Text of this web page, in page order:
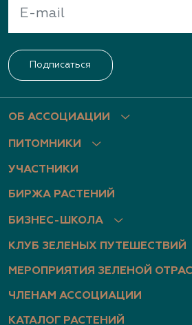
Нижегородская область, пр.
2
https://www.youtube.com/
Нижегородская область,
область, Богородский р-н,
Центральная, д. 1б
(951) 910-2630, (951) 910-2518,
http://www.archiland.biz/
ОБ АССОЦИАЦИИ
ПИТОМНИКИ
УЧАСТНИКИ
БИРЖА РАСТЕНИЙ
БИЗНЕС-ШКОЛА
КЛУБ ЗЕЛЕНЫХ ПУТЕШЕСТВИЙ
МЕРОПРИЯТИЯ ЗЕЛЕНОЙ
ЧЛЕНАМ АССОЦИАЦИИ
КАТАЛОГ РАСТЕНИЙ
Подписаться